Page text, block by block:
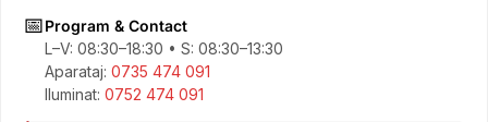
📅Program & Contact
L–V: 08:30–18:30 • S: 08:30–13:30
Aparataj: 0735 474 091
Iluminat: 0752 474 091